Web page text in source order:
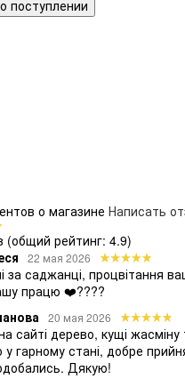
поступлении
о магазине Написать
(общий рейтинг: 4.9)
22 мая 2026
за саджанці, процвітання
працю ❤️????
20 мая 2026
сайті дерево, кущі жасміну
у гарному стані, добре
Дякую!